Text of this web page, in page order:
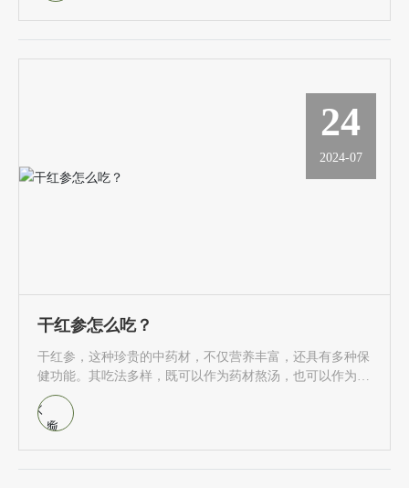
片的多种食用方法，帮助大家更好地享受西洋参带来的健康
益处。
干红参怎么吃？
干红参，这种珍贵的中药材，不仅营养丰富，还具有多种保
健功能。其吃法多样，既可以作为药材熬汤，也可以作为食
材入菜。
24
2024-07